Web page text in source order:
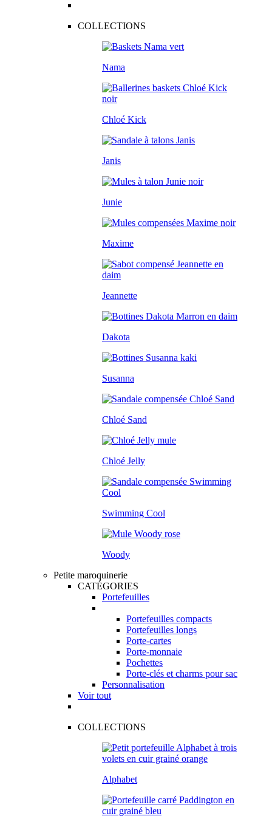
COLLECTIONS
Nama
Chloé Kick
Janis
Junie
Maxime
Jeannette
Dakota
Susanna
Chloé Sand
Chloé Jelly
Swimming Cool
Woody
Petite maroquinerie
CATÉGORIES
Portefeuilles
Portefeuilles compacts
Portefeuilles longs
Porte-cartes
Porte-monnaie
Pochettes
Porte-clés et charms pour sac
Personnalisation
Voir tout
COLLECTIONS
Alphabet